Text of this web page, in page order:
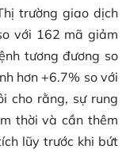
trường giao dịch
với 162 mã giảm
tương đương so
hơn +6.7% so với
cho rằng, sự rung
thời và cần thêm
lũy trước khi bứt